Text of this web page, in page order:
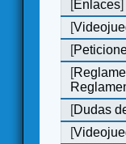
[Enlaces]
[
[
[
[Dudas
[